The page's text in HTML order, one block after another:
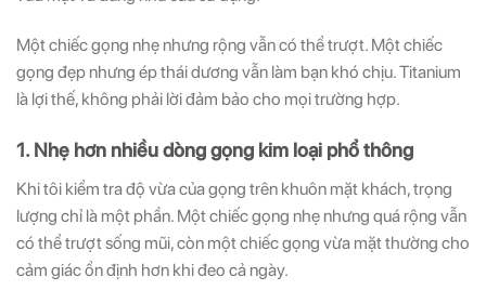
Một chiếc gọng nhẹ nhưng rộng vẫn có thể trượt. Một chiếc
gọng đẹp nhưng ép thái dương vẫn làm bạn khó chịu. Titanium
là lợi thế, không phải lời đảm bảo cho mọi trường hợp.
1. Nhẹ hơn nhiều dòng gọng kim loại phổ thông
Khi tôi kiểm tra độ vừa của gọng trên khuôn mặt khách, trọng
lượng chỉ là một phần. Một chiếc gọng nhẹ nhưng quá rộng vẫn
có thể trượt sống mũi, còn một chiếc gọng vừa mặt thường cho
cảm giác ổn định hơn khi đeo cả ngày.